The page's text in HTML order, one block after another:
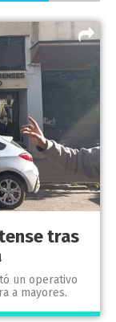
tras
un operativo
a mayores.